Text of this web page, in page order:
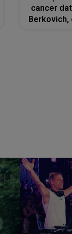
cancer
Berkovich,